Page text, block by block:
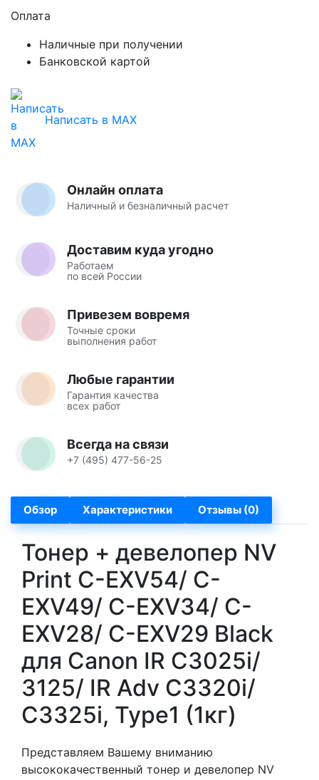
Оплата
Наличные при получении
Банковской картой
Написать в MAX
Онлайн оплата
Наличный и безналичный расчет
Доставим куда угодно
Работаем
по всей России
Привезем вовремя
Точные сроки
выполнения работ
Любые гарантии
Гарантия качества
всех работ
Всегда на связи
+7 (495) 477-56-25
Обзор Характеристики Отзывы (0)
Тонер + девелопер NV
Print C-EXV54/ C-
EXV49/ C-EXV34/ C-
EXV28/ C-EXV29 Black
для Canon IR C3025i/
3125/ IR Adv C3320i/
C3325i, Type1 (1кг)
Представляем Вашему вниманию
высококачественный тонер и девелопер NV